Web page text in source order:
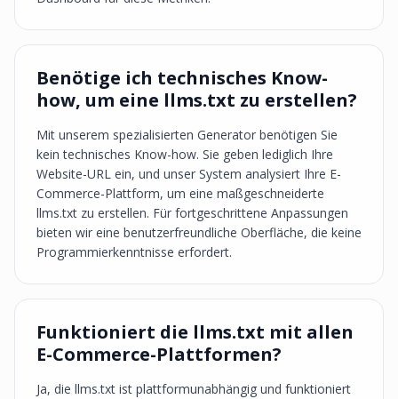
Benötige ich technisches Know-
how, um eine llms.txt zu erstellen?
Mit unserem spezialisierten Generator benötigen Sie
kein technisches Know-how. Sie geben lediglich Ihre
Website-URL ein, und unser System analysiert Ihre E-
Commerce-Plattform, um eine maßgeschneiderte
llms.txt zu erstellen. Für fortgeschrittene Anpassungen
bieten wir eine benutzerfreundliche Oberfläche, die keine
Programmierkenntnisse erfordert.
Funktioniert die llms.txt mit allen
E-Commerce-Plattformen?
Ja, die llms.txt ist plattformunabhängig und funktioniert